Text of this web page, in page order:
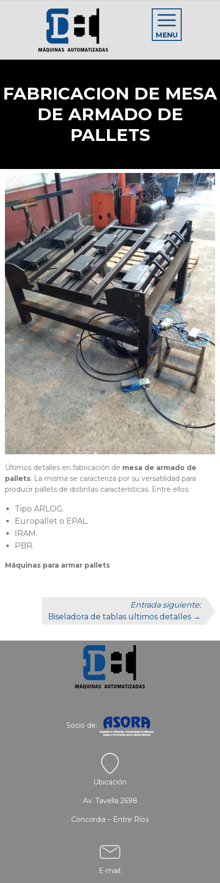
MENU
FABRICACION DE MESA
DE ARMADO DE
PALLETS
Últimos detalles en fabricación de mesa de armado de
pallets. La misma se caracteriza por su versatilidad para
producir pallets de distintas características. Entre ellos:
Tipo ARLOG.
Europallet o EPAL.
IRAM.
PBR.
Máquinas para armar pallets
Entrada siguiente:
Biseladora de tablas ultimos detalles →
Socio de:
Ubicación
Av. Tavella 2698
Concordia – Entre Ríos
E-mail: